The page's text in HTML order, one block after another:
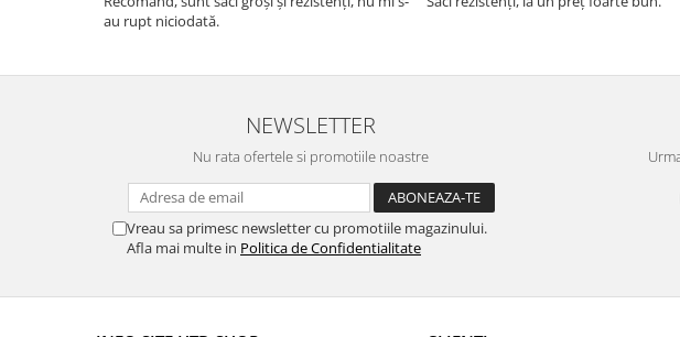
au rupt niciodată.
NEWSLETTER
Nu rata ofertele si promotiile noastre
Vreau sa primesc newsletter cu promotiile magazinului.
Afla mai multe in Politica de Confidentialitate